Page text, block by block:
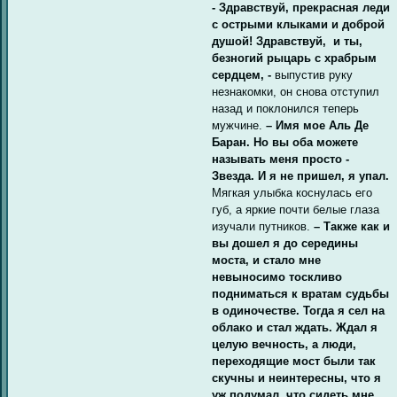
- Здравствуй, прекрасная леди
с острыми клыками и доброй
душой! Здравствуй, и ты,
безногий рыцарь с храбрым
сердцем, - выпустив руку
незнакомки, он снова отступил
назад и поклонился теперь
мужчине.– Имя мое Аль Де
Баран. Но вы оба можете
называть меня просто -
Звезда. И я не пришел, я упал.
Мягкая улыбка коснулась его
губ, а яркие почти белые глаза
изучали путников.– Также как и
вы дошел я до середины
моста, и стало мне
невыносимо тоскливо
подниматься к вратам судьбы
в одиночестве. Тогда я сел на
облако и стал ждать. Ждал я
целую вечность, а люди,
переходящие мост были так
скучны и неинтересны, что я